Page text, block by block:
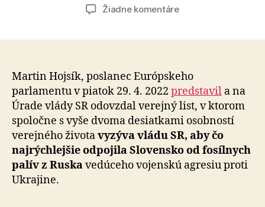
Žiadne komentárena
agresiu
Ruska
a
klimatickú
krízu
Martin Hojsík, poslanec Európskeho
parlamentu v piatok 29. 4. 2022 predstavil a na
Úrade vlády SR odovzdal verejný list, v ktorom
spoločne s vyše dvoma desiatkami osobností
verejného životavyzýva vládu SR, aby čo
najrýchlejšie odpojila Slovensko od fosílnych
palív z Ruskavedúceho vojenskú agresiu proti
Ukrajine.